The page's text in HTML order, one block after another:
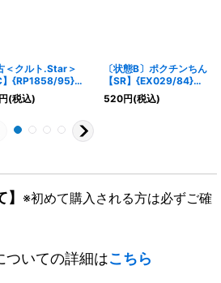
＜クルト.Star＞
】{RP1858/95}
》
円(税込)
〔状態B〕ポクチンちん
【SR】{EX029/84}
《無》
520円(税込)
※初めて購入される方は必ずご確
いての詳細はこちら